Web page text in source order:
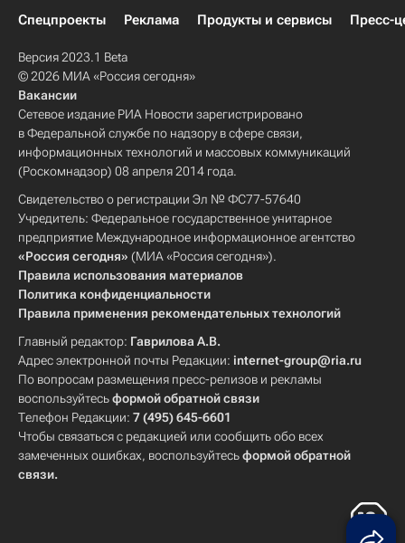
Спецпроекты
Реклама Продукты и сервисы Пресс-
Версия 2023.1 Beta
© 2026 МИА «Россия сегодня»
Вакансии
Сетевое издание РИА Новости зарегистрировано
в Федеральной службе по надзору в сфере связи,
информационных технологий и массовых коммуникаций
(Роскомнадзор) 08 апреля 2014 года.
Свидетельство о регистрации Эл № ФС77-57640
Учредитель: Федеральное государственное унитарное
предприятие Международное информационное агентство
«Россия сегодня» (МИА «Россия сегодня»).
Правила использования материалов
Политика конфиденциальности
Правила применения рекомендательных технологий
Главный редактор: Гаврилова А.В.
Адрес электронной почты Редакции: internet-group@ria.ru
По вопросам размещения пресс-релизов и рекламы
воспользуйтесьформой обратной связи
Телефон Редакции: 7 (495) 645-6601
Чтобы связаться с редакцией или сообщить обо всех
замеченных ошибках, воспользуйтесьформой обратной
связи.